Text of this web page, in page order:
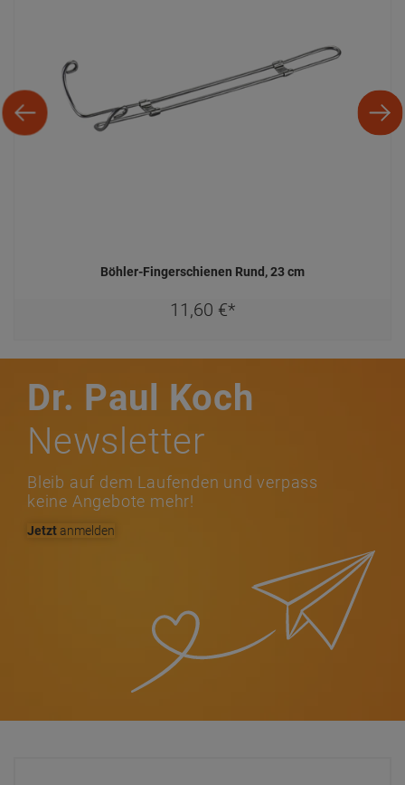
Böhler-Fingerschienen Rund, 23 cm
11,60 €*
Dr. Paul Koch
Newsletter
Bleib auf dem Laufenden und verpass
keine Angebote mehr!
Jetztanmelden